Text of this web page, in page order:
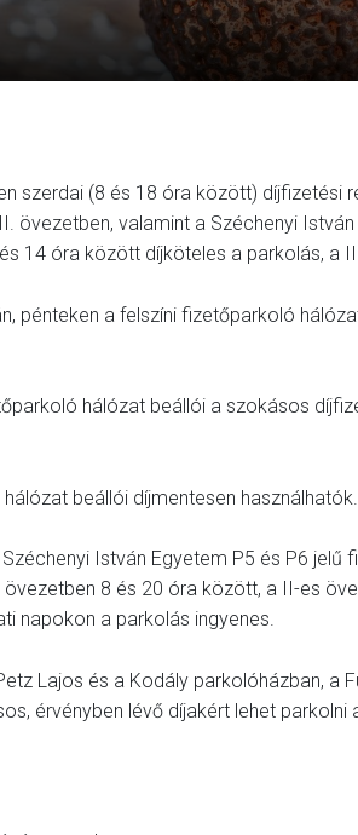
szerdai (8 és 18 óra között) díjfizetési
övezetben, valamint a Széchenyi
14 óra között díjköteles a parkolás, a
pénteken a felszíni fizetőparkoló
hálózat beállói a szokásos
beállói díjmentesen használhatók.
István Egyetem P5 és P6 jelű
8 és 20 óra között, a II-es
napokon a parkolás ingyenes.
Lajos és a Kodály parkolóházban, a
érvényben lévő díjakért lehet parkolni